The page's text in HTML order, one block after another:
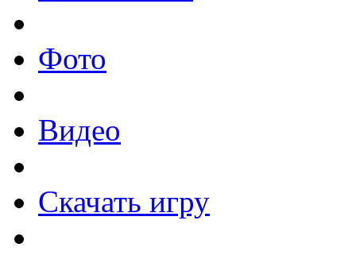
Фото
Видео
Скачать игру